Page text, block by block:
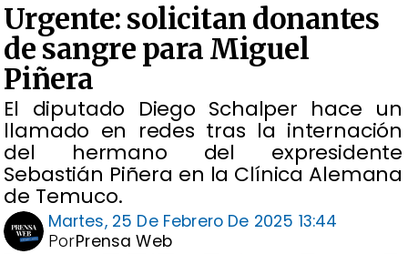
Urgente: solicitan donantes
de sangre para Miguel
Piñera
El diputado Diego Schalper hace un
llamado en redes tras la internación
del hermano del expresidente
Sebastián Piñera en la Clínica Alemana
de Temuco.
Martes, 25 De Febrero De 2025 13:44
Prensa Web
Por